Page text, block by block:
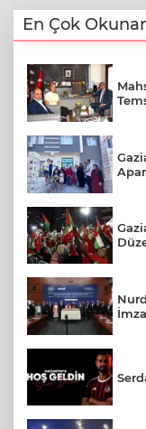
En Çok